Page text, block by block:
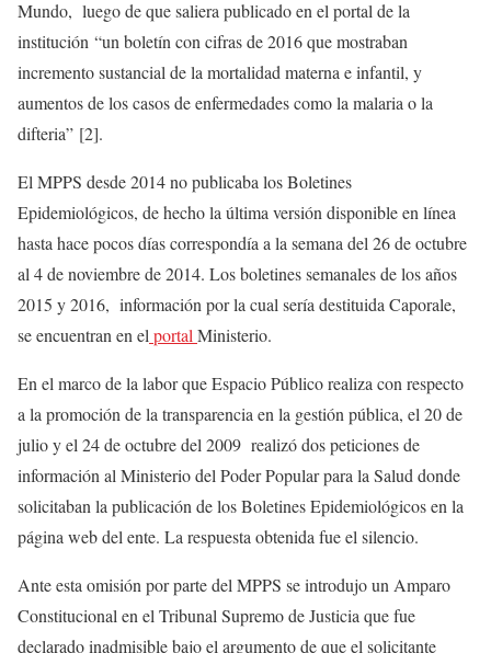
Mundo, luego de que saliera publicado en el portal de la
institución “un boletín con cifras de 2016 que mostraban
incremento sustancial de la mortalidad materna e infantil, y
aumentos de los casos de enfermedades como la malaria o la
difteria” [2].
El MPPS desde 2014 no publicaba los Boletines
Epidemiológicos, de hecho la última versión disponible en línea
hasta hace pocos días correspondía a la semana del 26 de octubre
al 4 de noviembre de 2014. Los boletines semanales de los años
2015 y 2016, información por la cual sería destituida Caporale,
se encuentran en el portal Ministerio.
En el marco de la labor que Espacio Público realiza con respecto
a la promoción de la transparencia en la gestión pública, el 20 de
julio y el 24 de octubre del 2009 realizó dos peticiones de
información al Ministerio del Poder Popular para la Salud donde
solicitaban la publicación de los Boletines Epidemiológicos en la
página web del ente. La respuesta obtenida fue el silencio.
Ante esta omisión por parte del MPPS se introdujo un Amparo
Constitucional en el Tribunal Supremo de Justicia que fue
declarado inadmisible bajo el argumento de que el solicitante